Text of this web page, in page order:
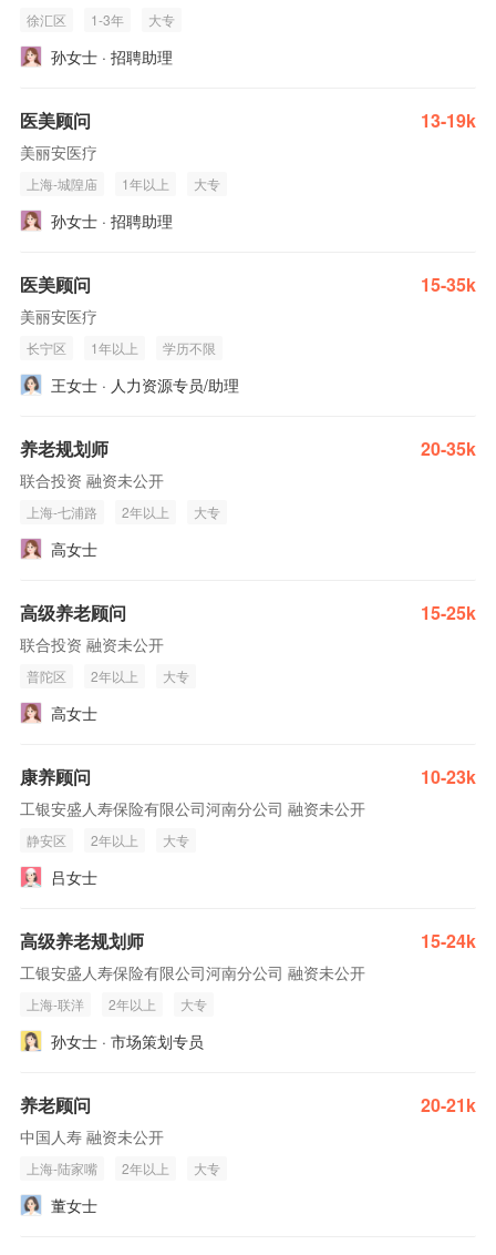
徐汇区 1-3年 大专
孙女士 · 招聘助理
医美顾问 13-19k
美丽安医疗
上海-城隍庙 1年以上 大专
孙女士 · 招聘助理
医美顾问 15-35k
美丽安医疗
长宁区 1年以上 学历不限
王女士 · 人力资源专员/助理
养老规划师 20-35k
联合投资 融资未公开
上海-七浦路 2年以上 大专
高女士
高级养老顾问 15-25k
联合投资 融资未公开
普陀区 2年以上 大专
高女士
康养顾问 10-23k
工银安盛人寿保险有限公司河南分公司 融资未公开
静安区 2年以上 大专
吕女士
高级养老规划师 15-24k
工银安盛人寿保险有限公司河南分公司 融资未公开
上海-联洋 2年以上 大专
孙女士 · 市场策划专员
养老顾问 20-21k
中国人寿 融资未公开
上海-陆家嘴 2年以上 大专
董女士